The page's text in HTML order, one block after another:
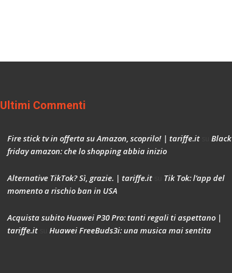
Ultimi Commenti
Fire stick tv in offerta su Amazon, scoprilo! | tariffe.itsu Black
friday amazon: che lo shopping abbia inizio
Alternative TikTok? Sì, grazie. | tariffe.itsu Tik Tok: l’app del
momento a rischio ban in USA
Acquista subito Huawei P30 Pro: tanti regali ti aspettano |
tariffe.itsu Huawei FreeBuds3i: una musica mai sentita